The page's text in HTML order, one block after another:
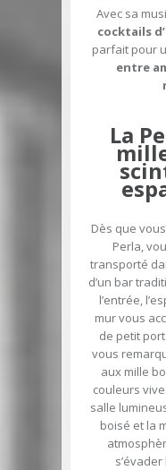
Avec sa
cocktails
parfait pour
entre
La
Dès que
Perla,
transporté
d’un bar
l’entrée,
mur vous
de petit
vous
aux mille
couleurs
salle
boisé et la